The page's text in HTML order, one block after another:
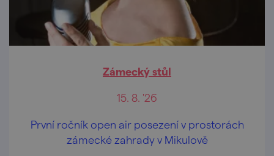
Zámecký stůl
15. 8. '26
První ročník open air posezení v prostorách
zámecké zahrady v Mikulově